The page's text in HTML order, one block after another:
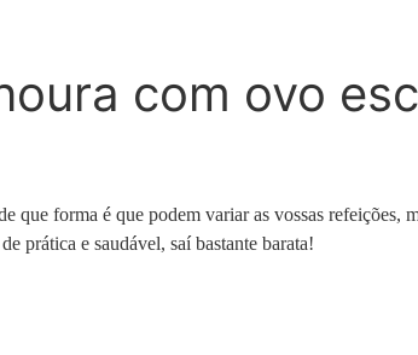
com ovo
forma é que podem variar as vossas refeições,
prática e saudável, saí bastante barata!